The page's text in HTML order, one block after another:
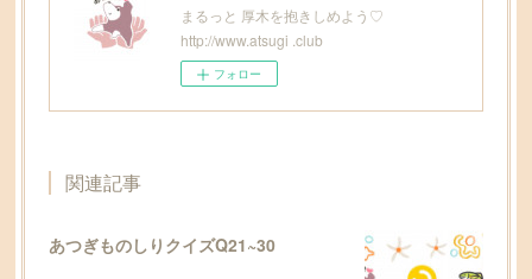
まるっと 厚木を抱きしめよう♡
http://www.atsugi .club
フォロー
関連記事
あつぎものしりクイズQ21~30